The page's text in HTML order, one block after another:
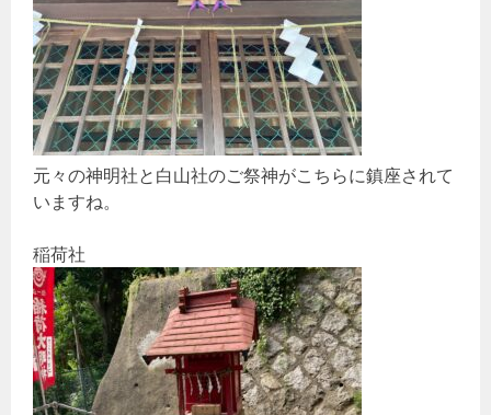
元々の神明社と白山社のご祭神がこちらに鎮座されて
いますね。
稲荷社